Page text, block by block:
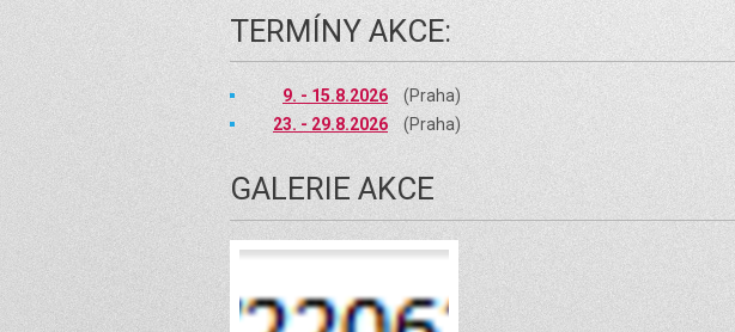
TERMÍNY AKCE:
9. - 15.8.2026
(Praha)
23. - 29.8.2026
(Praha)
GALERIE AKCE